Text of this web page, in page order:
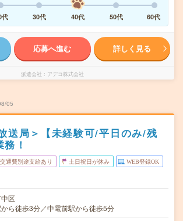
代
30代 40代 50代 60代
応募へ進む 詳しく見る
派遣会社 アデコ株式会社
05
送局＞【未経験可/平日のみ/残
！
交通費別途支給あり 土日祝日が休み WEB登録OK
区
ら徒歩3分／中電前駅から徒歩5分